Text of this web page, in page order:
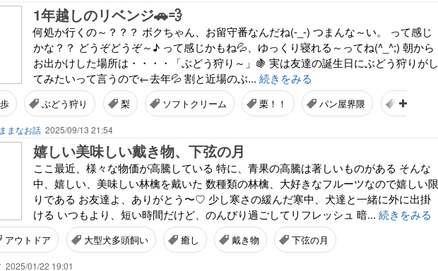
1年越しのリベンジ🚗💨
何処か行くの～？？？ ボクちゃん、お留守番なんだね(-_-) つまんな～い。 って感じ
かな？？ どうぞどうぞ～♪ って感じかもね💦、ゆっくり寝れる～ってね(^_^;) 朝から
お出かけした場所は・・・・「ぶどう狩り～」🍇 実は友達の誕生日にぶどう狩りがし
てみたいって言うので←去年💦 割と近場のぶ... 続きをみる
ぶどう狩り 梨 ソフトクリーム 栗！！ パン屋界隈 お留守
まなお話 2025/09/13 21:54
嬉しい美味しい戴き物、下弦の月
ここ最近、様々な物価が高騰している 特に、青果の高騰は著しいものがある そんな
中、嬉しい、美味しい林檎を戴いた 数種類の林檎、大好きなフルーツなので嬉しい限
りである お友達よ、ありがとう〜♡ 少し寒さの緩んだ寒中、犬達と一緒に外に出掛
ける いつもより、短い時間だけど、のんびり過ごしてリフレッシュ 暗... 続きをみる
アウトドア 大型犬多頭飼い 癒し 戴き物 下弦の月
2025/01/22 19:01